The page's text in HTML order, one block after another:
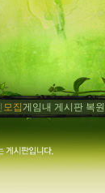
게임내 게시판 복원 기원